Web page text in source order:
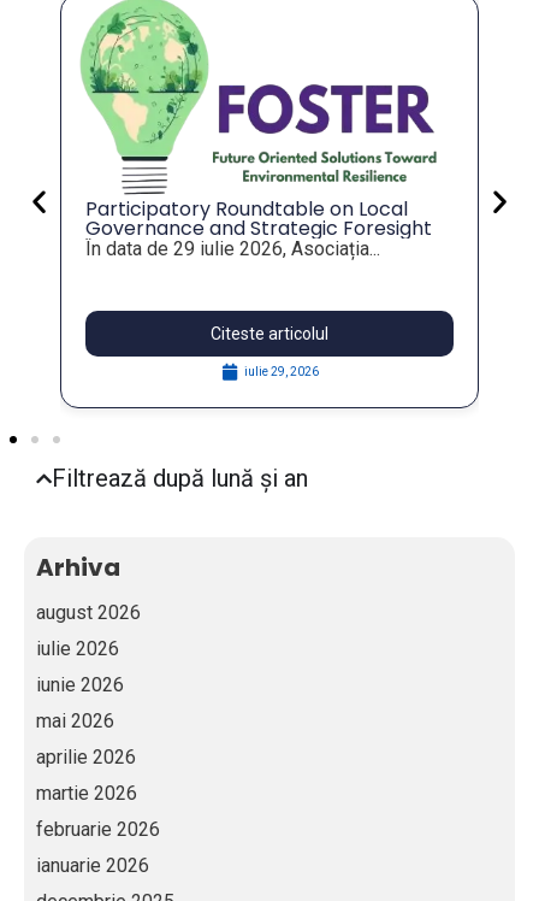
Participatory Roundtable on Local
Governance and Strategic Foresight
for Resilient Public Policies, within the
În data de 29 iulie 2026, Asociația...
Citeste articolul
iulie 29, 2026
Filtrează după lună și an
Arhiva
august 2026
iulie 2026
iunie 2026
mai 2026
aprilie 2026
martie 2026
februarie 2026
ianuarie 2026